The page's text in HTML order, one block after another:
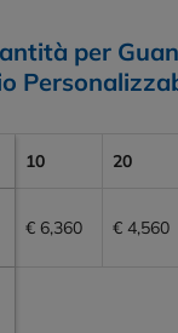
per
10 20
€ 6,360 € 4,560